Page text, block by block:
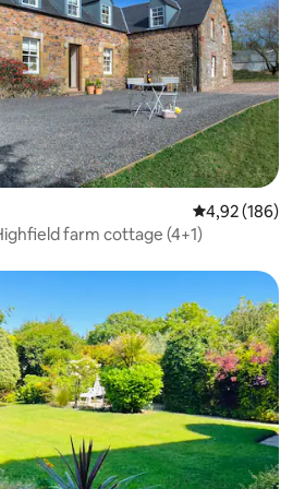
4,92 av 5 i
4,92 (186)
farm cottage (4+1)